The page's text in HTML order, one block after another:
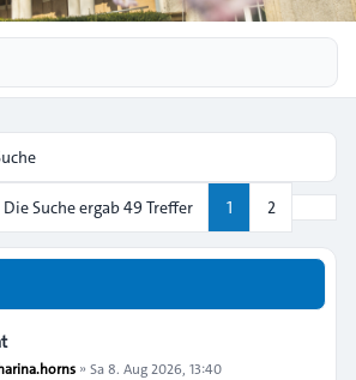
Die Suche ergab 49 Treffer 1 2
» Sa 8. Aug 2026, 13:40